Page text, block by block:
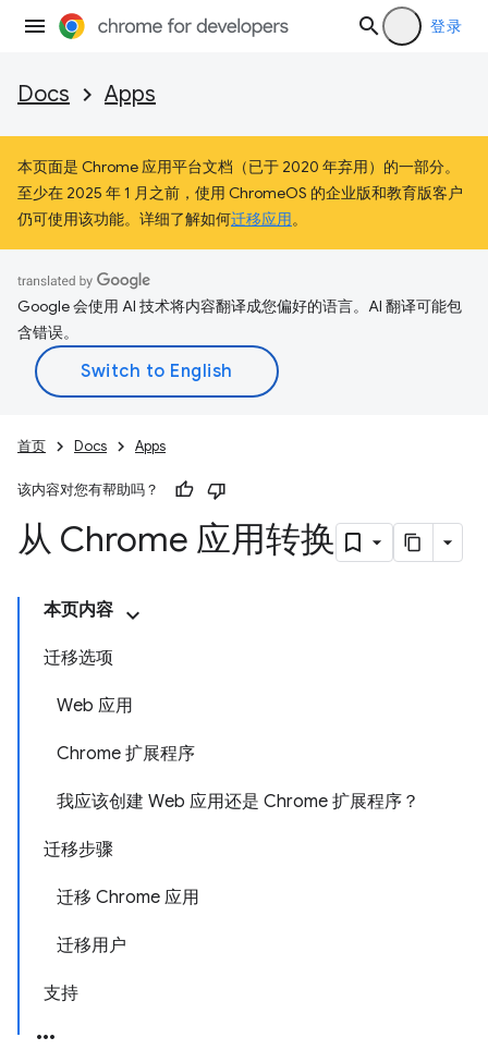
登录
Docs Apps
本页面是 Chrome 应用平台文档（已于 2020 年弃用）的一部分。
至少在 2025 年 1 月之前，使用 ChromeOS 的企业版和教育版客户
仍可使用该功能。详细了解如何迁移应用。
Google 会使用 AI 技术将内容翻译成您偏好的语言。AI 翻译可能包
含错误。
首页 Docs Apps
该内容对您有帮助吗？
从 Chrome 应用转换
本页内容
迁移选项
Web 应用
Chrome 扩展程序
我应该创建 Web 应用还是 Chrome 扩展程序？
迁移步骤
迁移 Chrome 应用
迁移用户
支持